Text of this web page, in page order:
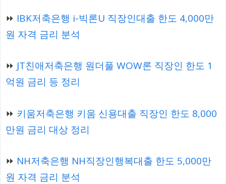
⏩ IBK저축은행 i-빅론U 직장인대출 한도 4,000만
원 자격 금리 분석
⏩ JT친애저축은행 원더풀 WOW론 직장인 한도 1
억원 금리 등 정리
⏩ 키움저축은행 키움 신용대출 직장인 한도 8,000
만원 금리 대상 정리
⏩ NH저축은행 NH직장인행복대출 한도 5,000만
원 자격 금리 분석